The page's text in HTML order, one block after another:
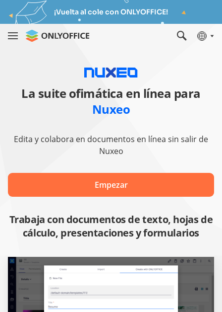
¡Vuelta al cole con ONLYOFFICE!
La suite ofimática en línea para
Nuxeo
Edita y colabora en documentos en línea sin salir de
Nuxeo
Empezar
Trabaja con documentos de texto, hojas de
cálculo, presentaciones y formularios